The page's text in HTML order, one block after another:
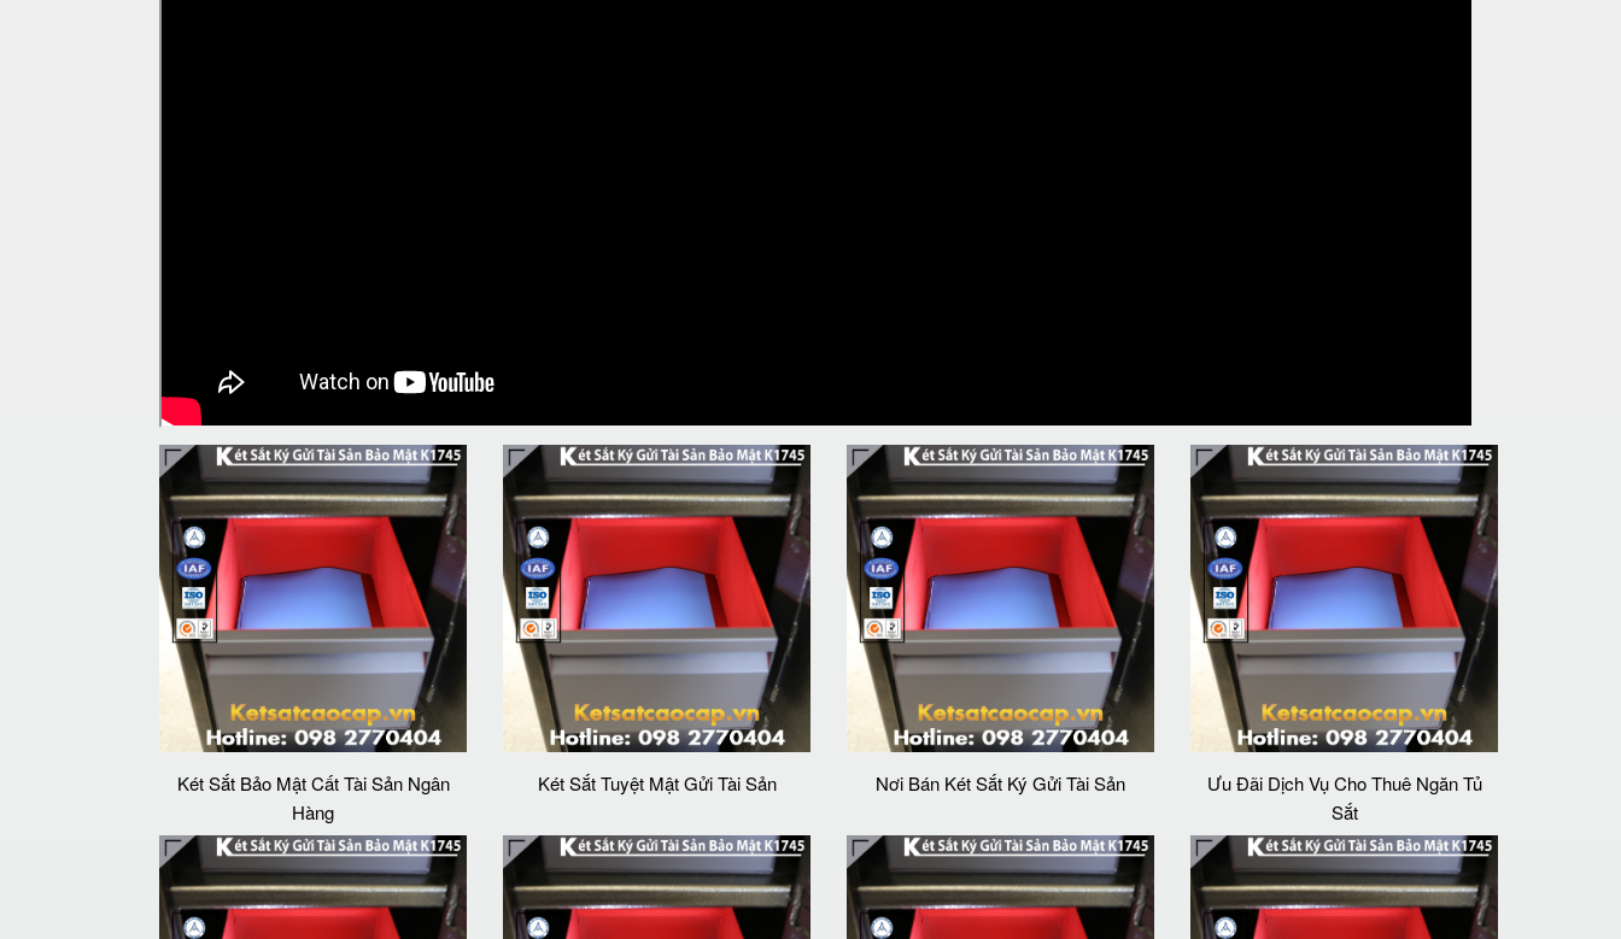
Két Sắt Bảo Mật Cất Tài Sản Ngân
Hàng
Két Sắt Tuyệt Mật Gửi Tài Sản Nơi Bán Két Sắt Ký Gửi Tài Sản
Ưu Đãi Dịch Vụ Cho Thuê Ngăn Tủ
Sắt